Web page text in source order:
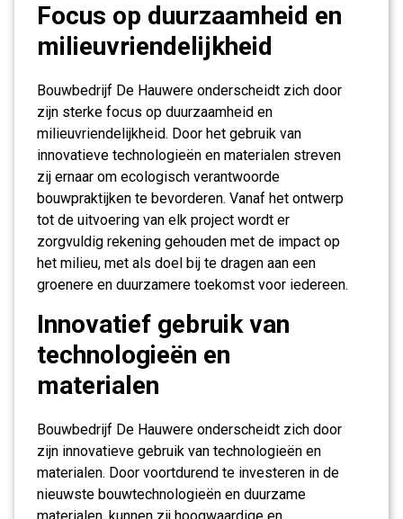
Focus op duurzaamheid en
milieuvriendelijkheid
Bouwbedrijf De Hauwere onderscheidt zich door
zijn sterke focus op duurzaamheid en
milieuvriendelijkheid. Door het gebruik van
innovatieve technologieën en materialen streven
zij ernaar om ecologisch verantwoorde
bouwpraktijken te bevorderen. Vanaf het ontwerp
tot de uitvoering van elk project wordt er
zorgvuldig rekening gehouden met de impact op
het milieu, met als doel bij te dragen aan een
groenere en duurzamere toekomst voor iedereen.
Innovatief gebruik van
technologieën en
materialen
Bouwbedrijf De Hauwere onderscheidt zich door
zijn innovatieve gebruik van technologieën en
materialen. Door voortdurend te investeren in de
nieuwste bouwtechnologieën en duurzame